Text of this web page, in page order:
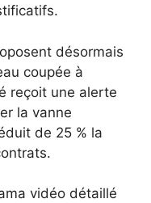
désormais
coupée à
reçoit une alerte
la vanne
de 25 % la
vidéo détaillé